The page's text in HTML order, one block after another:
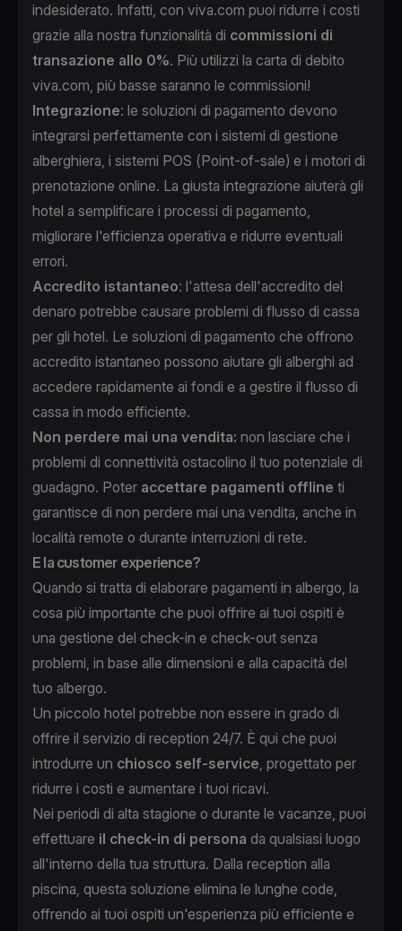
indesiderato. Infatti, con viva.com puoi ridurre i costi
grazie alla nostra funzionalità di commissioni di
transazione allo 0%. Più utilizzi la carta di debito
viva.com, più basse saranno le commissioni!
Integrazione: le soluzioni di pagamento devono
integrarsi perfettamente con i sistemi di gestione
alberghiera, i sistemi POS (Point-of-sale) e i motori di
prenotazione online. La giusta integrazione aiuterà gli
hotel a semplificare i processi di pagamento,
migliorare l'efficienza operativa e ridurre eventuali
errori.
Accredito istantaneo: l'attesa dell'accredito del
denaro potrebbe causare problemi di flusso di cassa
per gli hotel. Le soluzioni di pagamento che offrono
accredito istantaneo possono aiutare gli alberghi ad
accedere rapidamente ai fondi e a gestire il flusso di
cassa in modo efficiente.
Non perdere mai una vendita: non lasciare che i
problemi di connettività ostacolino il tuo potenziale di
guadagno. Poter accettare pagamenti offline ti
garantisce di non perdere mai una vendita, anche in
località remote o durante interruzioni di rete.
E la customer experience?
Quando si tratta di elaborare pagamenti in albergo, la
cosa più importante che puoi offrire ai tuoi ospiti è
una gestione del check-in e check-out senza
problemi, in base alle dimensioni e alla capacità del
tuo albergo.
Un piccolo hotel potrebbe non essere in grado di
offrire il servizio di reception 24/7. È qui che puoi
introdurre un chiosco self-service, progettato per
ridurre i costi e aumentare i tuoi ricavi.
Nei periodi di alta stagione o durante le vacanze, puoi
effettuare il check-in di persona da qualsiasi luogo
all'interno della tua struttura. Dalla reception alla
piscina, questa soluzione elimina le lunghe code,
offrendo ai tuoi ospiti un'esperienza più efficiente e